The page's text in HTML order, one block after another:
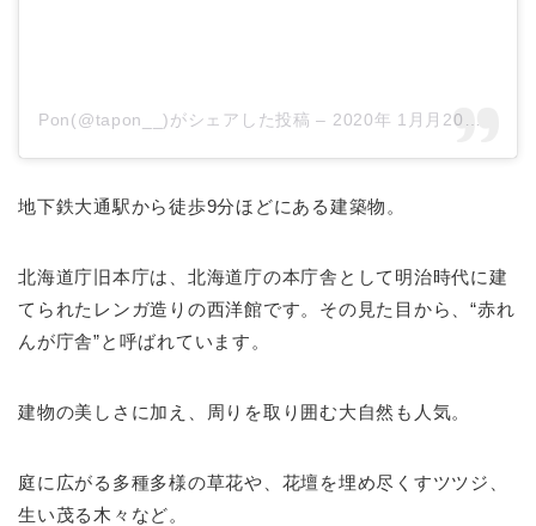
Pon(@tapon__)がシェアした投稿 – 2020年 1月月20日午前5時46分PST
地下鉄大通駅から徒歩9分ほどにある建築物。
北海道庁旧本庁は、北海道庁の本庁舎として明治時代に建
てられたレンガ造りの西洋館です。その見た目から、“赤れ
んが庁舎”と呼ばれています。
建物の美しさに加え、周りを取り囲む大自然も人気。
庭に広がる多種多様の草花や、花壇を埋め尽くすツツジ、
生い茂る木々など。